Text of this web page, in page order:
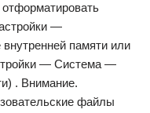
—
памяти или
— Система —
. Внимание.
файлы